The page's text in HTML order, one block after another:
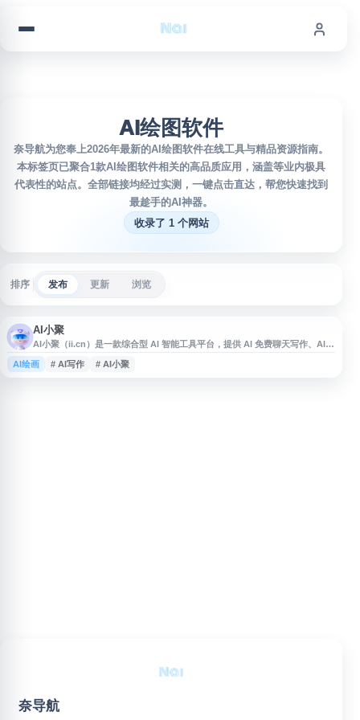
AI绘图软件
奈导航为您奉上2026年最新的AI绘图软件在线工具与精品资源指南。
本标签页已聚合1款AI绘图软件相关的高品质应用，涵盖等业内极具
代表性的站点。全部链接均经过实测，一键点击直达，帮您快速找到
最趁手的AI神器。
收录了 1 个网站
排序 发布 更新 浏览
AI小聚
AI小聚（ii.cn）是一款综合型 AI 智能工具平台，提供 AI 免费聊天写作、AI
绘画、AI 音乐、AI 视频等功能。其 AI 绘图服务涵盖文生图、图生图、文融
图、老照片修复、艺术二维码等视觉创作场景，支持用户通过智能生成提升内
AI绘画 # AI写作 # AI小聚
奈导航